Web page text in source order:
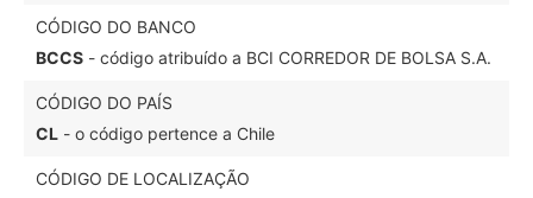
CÓDIGO DO BANCO
BCCS - código atribuído a BCI CORREDOR DE BOLSA S.A.
CÓDIGO DO PAÍS
CL - o código pertence a Chile
CÓDIGO DE LOCALIZAÇÃO